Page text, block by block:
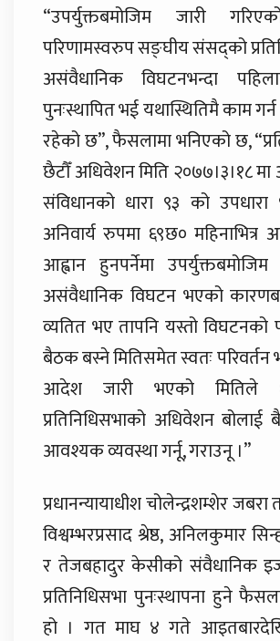
“उपर्युक्तबमोजिम जारी
परिणामस्वरुप सङ्घीय संसद्को
असंवैधानिक विघटनभन्दा
पुनःस्थापित भई यथास्थितिमै काम
रहेको छ”, फैसलामा भनिएको छ,
छैटौँ अधिवेशन मिति २०७७।३।१८
संविधानको धारा ९३ को उपधारा
अनिवार्य रुपमा ६९छ० महिनाभित्र
आह्वान हुनपर्नेमा उपर्युक्तबमोजिम
असंवैधानिक विघटन भएको
व्यतित भए तापनि यस्तो विघटनको
बैठक बस्ने मितिसमेत स्वतः परिवर्तन
आदेश जारी भएको मितिले
प्रतिनिधिसभाको अधिवेशन
आवश्यक व्यवस्था गर्नू, गराउनू ।”
प्रधानन्यायाधीश चोलेन्द्रशम्शेर जबरा
विश्वम्भरप्रसाद श्रेष्ठ, अनिलकुमार
र तेजबहादुर केसीको संवैधानिक
प्रतिनिधिसभा पुनःस्थापना हुने
हो । गत माघ ४ गते